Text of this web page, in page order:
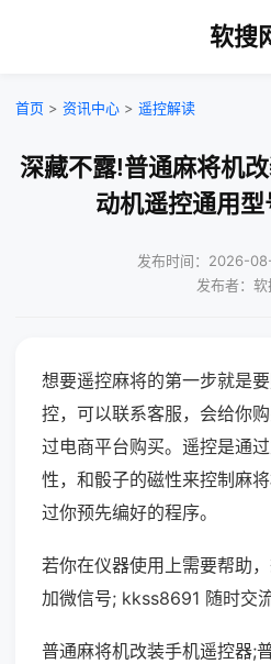
软搜
首页 > 资讯中心 > 遥控解读
深藏不露!普通麻将机
动机遥控通用
发布时间：2026-
发布者：软
想要遥控麻将的第一步就是
控，可以联系客服，会给你
过电商平台购买。遥控是通
性，和骰子的磁性来控制麻
过你预先编好的程序。
若你在仪器使用上需要帮助
加微信号; kkss8691 随时交流
普通麻将机改装手机遥控器;